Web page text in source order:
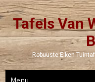
Tafels Van
Robuuste Eiken